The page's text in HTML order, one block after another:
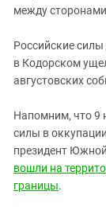
между
Российские
в Кодорском
августовских
Напомним, что 9
силы в
президент
вошли на
границы.